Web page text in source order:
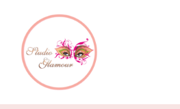
content
Palvelut